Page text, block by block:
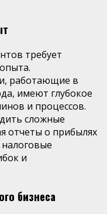
требует
работающие в
имеют глубокое
и процессов.
сложные
отчеты о прибылях
и
бизнеса